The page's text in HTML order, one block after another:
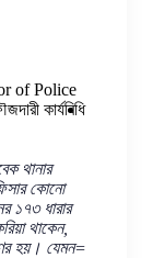
of Police
কার্যবিধি
থানার
কোনো
১৭৩ ধারার
থাকেন,
হয়। যেমন=